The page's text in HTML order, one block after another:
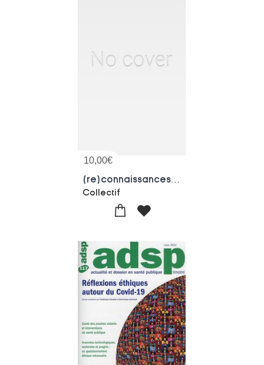
10,00€
Collectif